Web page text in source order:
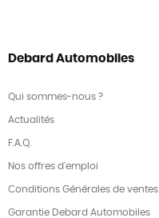
Debard Automobiles
Qui sommes-nous ?
Actualités
F.A.Q.
Nos offres d'emploi
Conditions Générales de ventes
Garantie Debard Automobiles